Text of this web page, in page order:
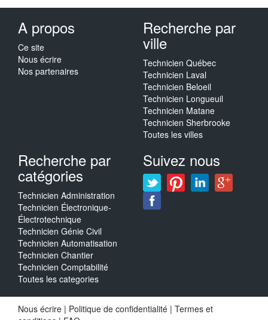
A propos
Ce site
Nous écrire
Nos partenaires
Recherche par
ville
Technicien Québec
Technicien Laval
Technicien Beloeil
Technicien Longueuil
Technicien Matane
Technicien Sherbrooke
Toutes les villes
Recherche par
catégories
Technicien Administration
Technicien Électronique-
Électrotechnique
Technicien Génie Civil
Technicien Automatisation
Technicien Chantier
Technicien Comptabilité
Toutes les categories
Suivez nous
Nous écrire | Politique de confidentialité | Termes et